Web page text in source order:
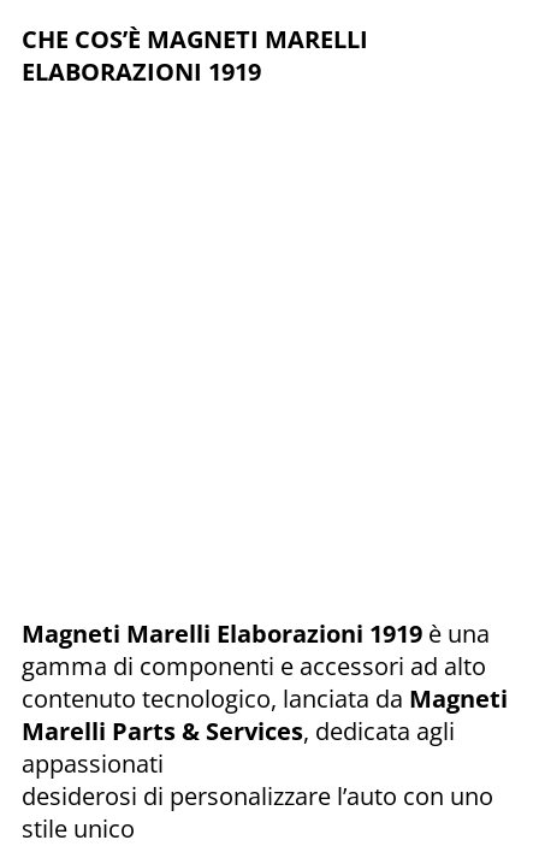
CHE COS’È MAGNETI MARELLI
ELABORAZIONI 1919
Magneti Marelli Elaborazioni 1919 è una
gamma di componenti e accessori ad alto
contenuto tecnologico, lanciata da Magneti
Marelli Parts & Services, dedicata agli
appassionati
desiderosi di personalizzare l’auto con uno
stile unico